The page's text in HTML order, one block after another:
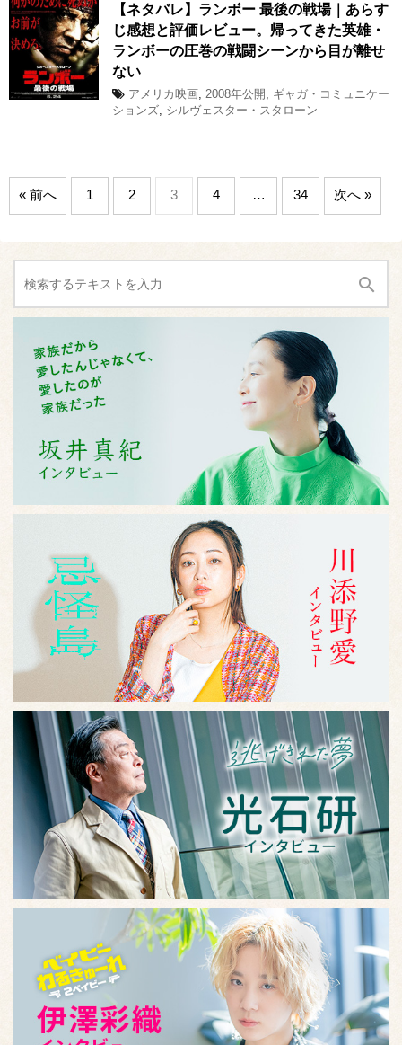
【ネタバレ】ランボー 最後の戦場｜あらす
じ感想と評価レビュー。帰ってきた英雄・
ランボーの圧巻の戦闘シーンから目が離せ
ない
アメリカ映画, 2008年公開 , ギャガ・コミュニケー
ションズ, シルヴェスター・スタローン
« 前へ 1 2 3 4 … 34 次へ »